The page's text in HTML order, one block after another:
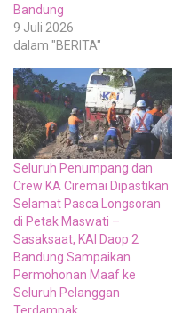
Bandung
9 Juli 2026
dalam "BERITA"
Seluruh Penumpang dan
Crew KA Ciremai Dipastikan
Selamat Pasca Longsoran
di Petak Maswati –
Sasaksaat, KAI Daop 2
Bandung Sampaikan
Permohonan Maaf ke
Seluruh Pelanggan